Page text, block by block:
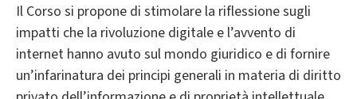
Il Corso si propone di stimolare la riflessione sugli
impatti che la rivoluzione digitale e l’avvento di
internet hanno avuto sul mondo giuridico e di fornire
un’infarinatura dei principi generali in materia di diritto